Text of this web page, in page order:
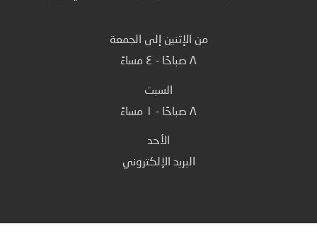
من الإثنين إلى الجمعة
٨ صباحًا - ٤ مساءً
السبت
٨ صباحًا - ١ مساءً
الأحد
البريد الإلكتروني